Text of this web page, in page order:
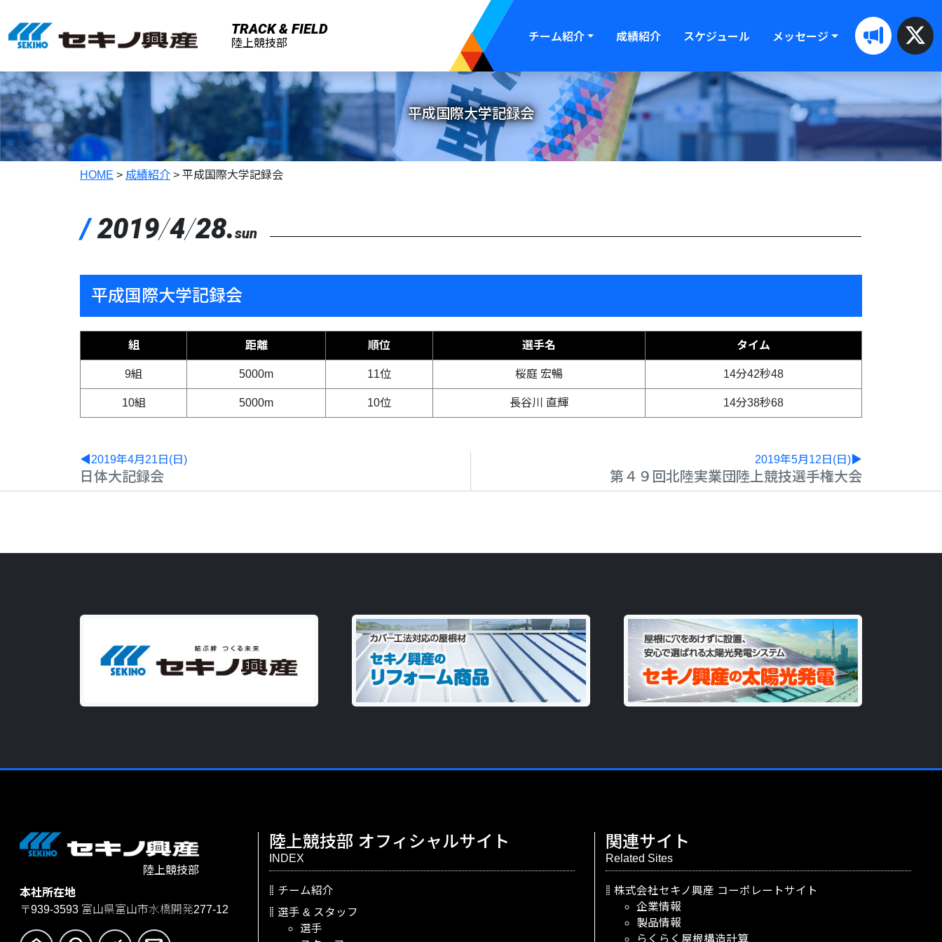
TRACK & FIELD
陸上競技部
チーム紹介 成績紹介 スケジュール メッセージ
平成国際大学記録会
HOME > 成績紹介 > 平成国際大学記録会
/2019/4/28.sun
平成国際大学記録会
組 距離 順位 選手名 タイム
9組 5000m 11位 桜庭 宏暢 14分42秒48
10組 5000m 10位 長谷川 直輝 14分38秒68
◀2019年4月21日(日)
日体大記録会
2019年5月12日(日)▶
第４９回北陸実業団陸上競技選手権大会
陸上競技部
本社所在地
〒939-3593 富山県富山市水橋開発277-12
陸上競技部 オフィシャルサイト
INDEX
チーム紹介
選手 & スタッフ
選手
関連サイト
Related Sites
株式会社セキノ興産 コーポレートサイト
企業情報
製品情報
らくらく屋根構造計算